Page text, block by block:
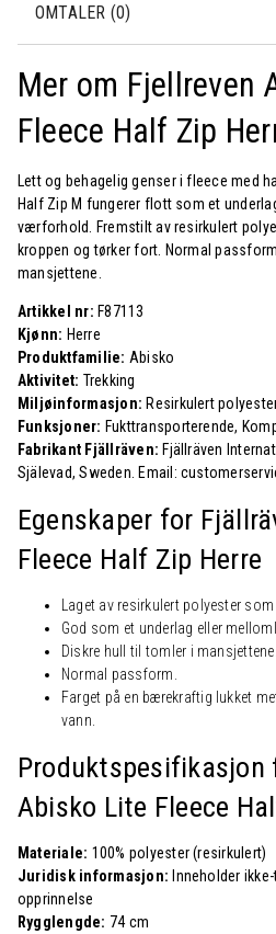
OMTALER (0)
Mer om Fjellreven
Fleece Half Zip
Lett og behagelig genser i fleece med
Half Zip M fungerer flott som et
værforhold. Fremstilt av resirkulert
kroppen og tørker fort. Normal
mansjettene.
Artikkel nr: F87113
Kjønn: Herre
Produktfamilie: Abisko
Aktivitet: Trekking
Miljøinformasjon: Resirkulert
Funksjoner: Fukttransporterende,
Fabrikant Fjällräven: Fjällräven
Själevad, Sweden. Email:
Egenskaper for
Fleece Half Zip Herre
Laget av resirkulert polyester
God som et underlag eller
Diskre hull til tomler i mansjettene.
Normal passform.
Farget på en bærekraftig lukket
vann.
Produktspesifikasjon
Abisko Lite Fleece
Materiale: 100% polyester (resirkulert)
Juridisk informasjon: Inneholder
opprinnelse
Rygglengde: 74 cm